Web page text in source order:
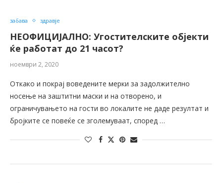
забава здравје
НЕОФИЦИЈАЛНО: Угостителските објекти
ќе работат до 21 часот?
ноември 2, 2020
Откако и покрај воведените мерки за задолжително
носење на заштитни маски и на отворено, и
ограничувањето на гости во локалите не даде резултат и
бројките се повеќе се зголемуваат, според …